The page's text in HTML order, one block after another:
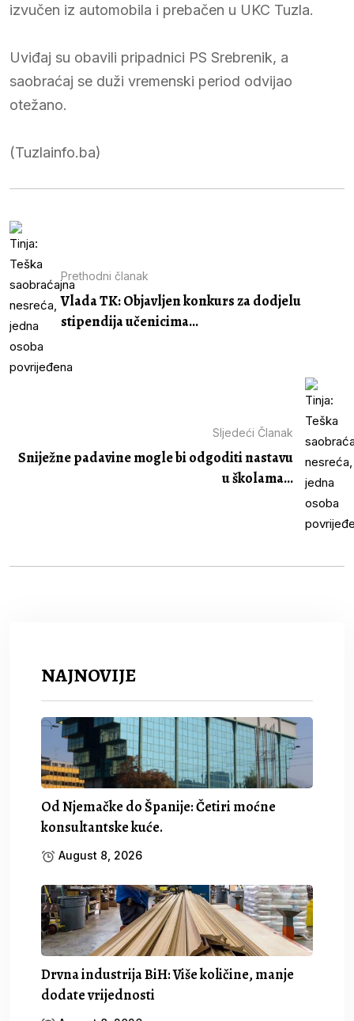
izvučen iz automobila i prebačen u UKC Tuzla.
Uviđaj su obavili pripadnici PS Srebrenik, a
saobraćaj se duži vremenski period odvijao
otežano.
(Tuzlainfo.ba)
Prethodni članak
Vlada TK: Objavljen konkurs za dodjelu
stipendija učenicima...
Sljedeći Članak
Sniježne padavine mogle bi odgoditi nastavu
u školama...
NAJNOVIJE
Od Njemačke do Španije: Četiri moćne
konsultantske kuće.
August 8, 2026
Drvna industrija BiH: Više količine, manje
dodate vrijednosti